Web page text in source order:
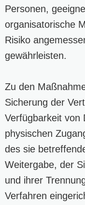
Personen,
organisatorische
Risiko
gewährleisten.
Zu den
Sicherung der
Verfügbarkeit von
physischen
des sie
Weitergabe, der
und ihrer
Verfahren